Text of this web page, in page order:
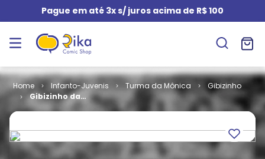
Pague em até 3x s/ juros acima de R$ 100
Infanto-Juvenis Turma da Mônica
Gibizinho
Gibizinho da
Monica # 65